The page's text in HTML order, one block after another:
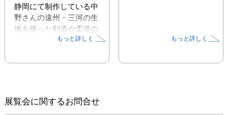
静岡にて制作している中
野さんの遠州・三河の生
地を使った剣道や柔道の
胴着を色とりどりに染め
信州にて革工房を主宰す
など
信州にてステインドグラ
もっと詳しく もっと詳しく
展覧会に関するお問合せ